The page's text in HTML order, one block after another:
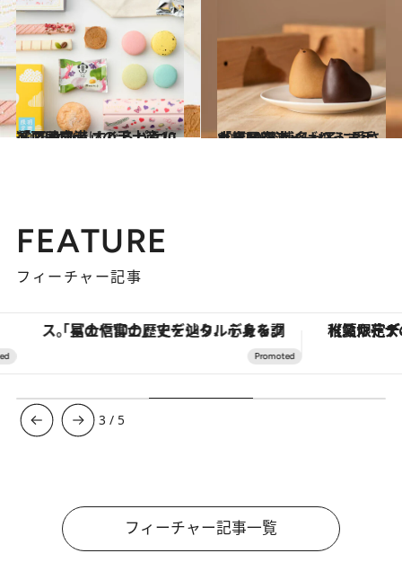
2023.4.26
「羽田空港」の手土産10選 乙女心くすぐるパケにメロメロ
旅＆お出かけ 2020.5.30
「福岡空港」ばりうま手土産10選 博多っ子に愛される最新スイーツ
グルメ
FEATURE
フィーチャー記事
「星のや富士」でデジタルデトックス。冨士信仰の歴史を辿り、心身を調える。 【夏限定ディナーコース】旬を
3 / 5
フィーチャー記事一覧